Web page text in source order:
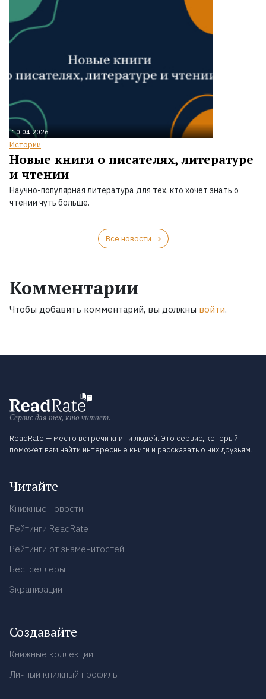
10.04.2026
Истории
Новые книги о писателях, литературе
и чтении
Научно-популярная литература для тех, кто хочет знать о
чтении чуть больше.
Все новости
Комментарии
Чтобы добавить комментарий, вы должны войти.
Сервис для тех, кто читает.
ReadRate — место встречи книг и людей. Это сервис, который
поможет вам найти интересные книги и рассказать о них друзьям.
Читайте
Книжные новости
Рейтинги ReadRate
Рейтинги от знаменитостей
Бестселлеры
Экранизации
Создавайте
Книжные коллекции
Личный книжный профиль